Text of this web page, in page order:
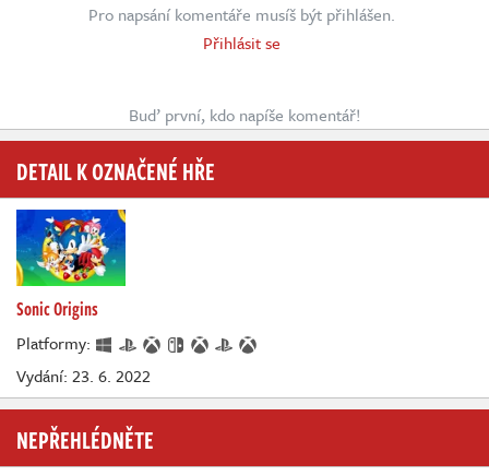
Pro napsání komentáře musíš být přihlášen.
Přihlásit se
Buď první, kdo napíše komentář!
DETAIL K OZNAČENÉ HŘE
Sonic Origins
Platformy:
Vydání: 23. 6. 2022
NEPŘEHLÉDNĚTE